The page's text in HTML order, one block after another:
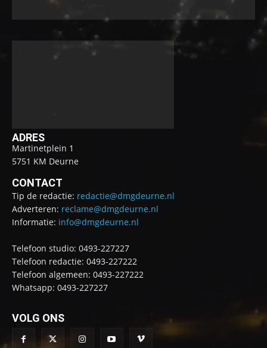
ADRES
Martinetplein 1
5751 KM Deurne
CONTACT
Tip de redactie: redactie@dmgdeurne.nl
Adverteren: reclame@dmgdeurne.nl
Informatie: info@dmgdeurne.nl
Telefoon studio: 0493-227227
Telefoon redactie: 0493-227222
Telefoon algemeen: 0493-227222
Whatsapp: 0493-227227
VOLG ONS